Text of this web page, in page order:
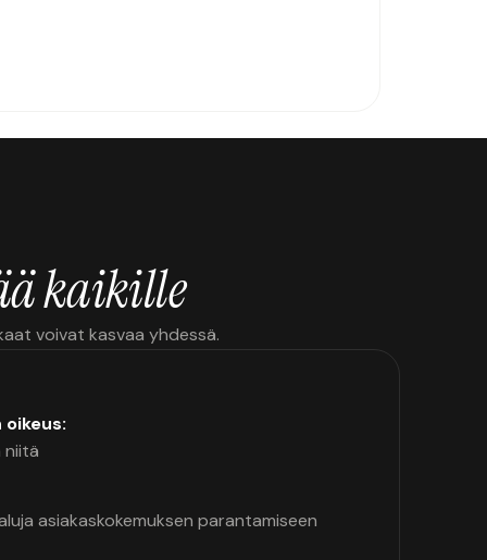
kaikille
voivat kasvaa yhdessä.
niitä
asiakaskokemuksen parantamiseen